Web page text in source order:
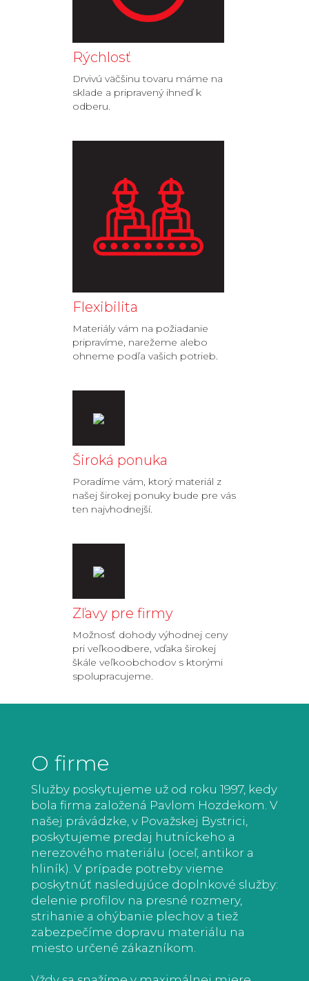
Rýchlosť
Drvivú väčšinu tovaru máme na
sklade a pripravený ihneď k
odberu.
Flexibilita
Materiály vám na požiadanie
pripravíme, narežeme alebo
ohneme podľa vašich potrieb.
Široká ponuka
Poradíme vám, ktorý materiál z
našej širokej ponuky bude pre vás
ten najvhodnejší.
Zľavy pre firmy
Možnosť dohody výhodnej ceny
pri veľkoodbere, vďaka širokej
škále veľkoobchodov s ktorými
spolupracujeme.
O firme
Služby poskytujeme už od roku 1997, kedy
bola firma založená Pavlom Hozdekom. V
našej právádzke, v Považskej Bystrici,
poskytujeme predaj hutníckeho a
nerezového materiálu (oceľ, antikor a
hliník). V prípade potreby vieme
poskytnúť nasledujúce doplnkové služby:
delenie profilov na presné rozmery,
strihanie a ohýbanie plechov a tiež
zabezpečíme dopravu materiálu na
miesto určené zákazníkom.